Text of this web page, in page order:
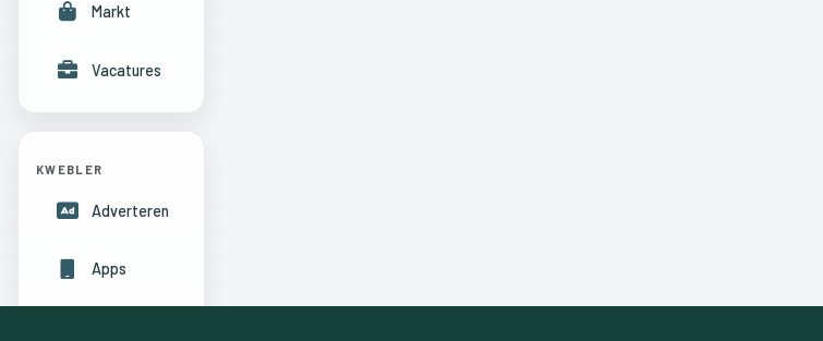
Markt
Vacatures
KWEBLER
Adverteren
Apps